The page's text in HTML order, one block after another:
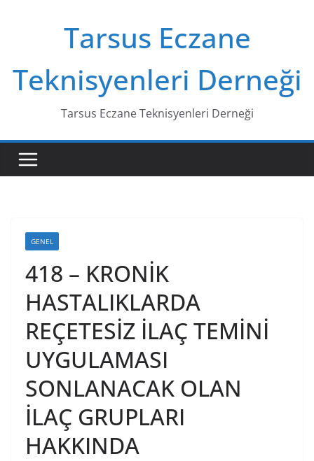
Tarsus Eczane
Teknisyenleri Derneği
Tarsus Eczane Teknisyenleri Derneği
GENEL
418 – KRONİK
HASTALIKLARDA
REÇETESİZ İLAÇ TEMİNİ
UYGULAMASI
SONLANACAK OLAN
İLAÇ GRUPLARI
HAKKINDA